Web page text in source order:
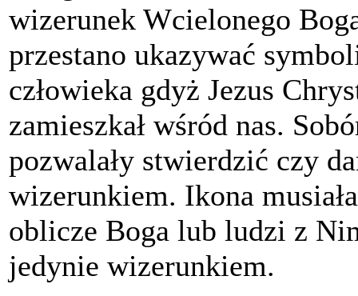
wizerunek Wcielonego
przestano ukazywać
człowieka gdyż Jezus
zamieszkał wśród nas.
pozwalały stwierdzić czy
wizerunkiem. Ikona
oblicze Boga lub ludzi z
jedynie wizerunkiem.